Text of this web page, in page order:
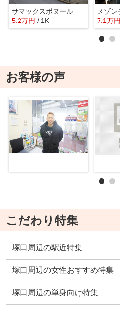
サマックスボヌール
5.2万円 / 1K
7.1万円
お客様の声
こだわり特集
塚口周辺の駅近特集
塚口周辺の女性おすすめ特集
塚口周辺の単身向け特集